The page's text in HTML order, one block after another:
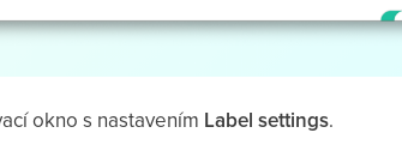
okno s nastavením Label settings.